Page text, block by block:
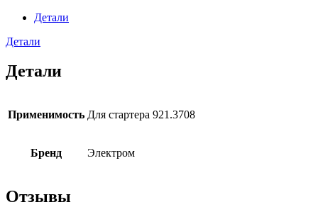
Детали
Детали
Детали
Применимость Для стартера 921.3708
Бренд Электром
Отзывы